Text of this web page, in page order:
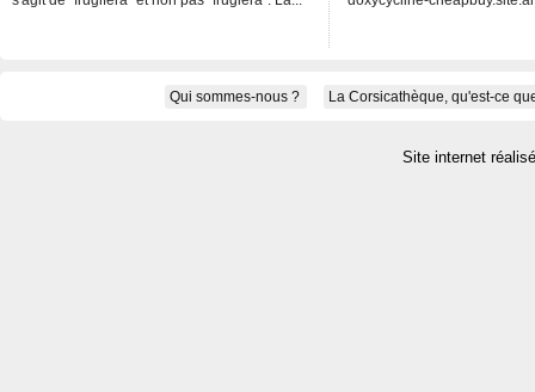
Qui sommes-nous ? La Corsicathèque, qu'est-ce
Site internet